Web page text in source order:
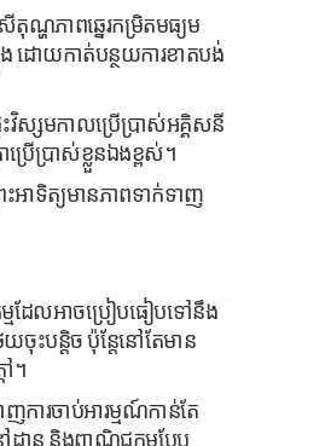
តុណ្ហភាពឆ្នេរកម្រិតមធ្យម
ង ដោយកាត់បន្ថយការខាតបង់
វិស្សមកាលប្រើប្រាស់អគ្គិសនី
រើប្រាស់ខ្លួនឯងខ្ពស់។
ះអាទិត្យមានភាពទាក់ទាញ
ម្មដែលអាចប្រៀបធៀបទៅនឹង
ះបន្តិច ប៉ុន្តែនៅតែមាន
។
ការចាប់អារម្មណ៍កាន់តែ
ឋាន និងពាណិជ្ជកម្មបែប